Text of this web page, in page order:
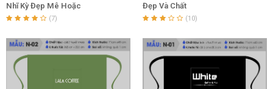
Nhĩ Kỳ Đẹp Mê Hoặc
(7)
Đẹp Và Chất
(10)